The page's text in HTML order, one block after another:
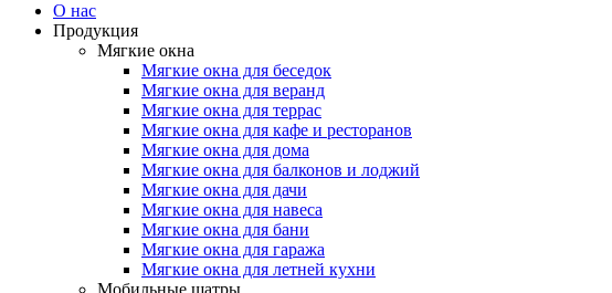
О нас
Продукция
Мягкие окна
Мягкие окна для беседок
Мягкие окна для веранд
Мягкие окна для террас
Мягкие окна для кафе и ресторанов
Мягкие окна для дома
Мягкие окна для балконов и лоджий
Мягкие окна для дачи
Мягкие окна для навеса
Мягкие окна для бани
Мягкие окна для гаража
Мягкие окна для летней кухни
Мобильные шатры